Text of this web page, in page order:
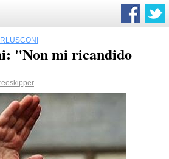
"Non mi ricandido